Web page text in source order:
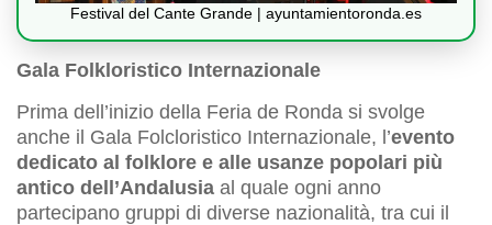
Festival del Cante Grande | ayuntamientoronda.es
Gala Folkloristico Internazionale
Prima dell’inizio della Feria de Ronda si svolge
anche il Gala Folcloristico Internazionale, l’evento
dedicato al folklore e alle usanze popolari più
antico dell’Andalusia al quale ogni anno
partecipano gruppi di diverse nazionalità, tra cui il